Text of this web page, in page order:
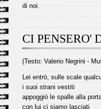
di noi.
CI PENSERO'
(Testo: Valerio Negrini -
Lei entrò, sulle scale
i suoi strani vestiti
appoggiò le spalle alla
con lui ci siamo lasciati